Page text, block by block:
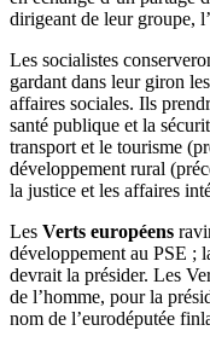
dirigeant de leur groupe,
Les socialistes
gardant dans leur giron
affaires sociales. Ils
santé publique et la
transport et le tourisme
développement rural
la justice et les affaires
Les Verts européens
développement au PSE ;
devrait la présider. Les
de l’homme, pour la
nom de l’eurodéputée